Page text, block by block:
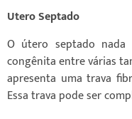
Utero Septado
O útero septado
congênita entre várias
apresenta uma trava
Essa trava pode ser